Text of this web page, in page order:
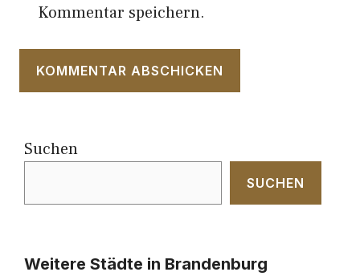
Kommentar speichern.
Suchen
SUCHEN
Weitere Städte in Brandenburg